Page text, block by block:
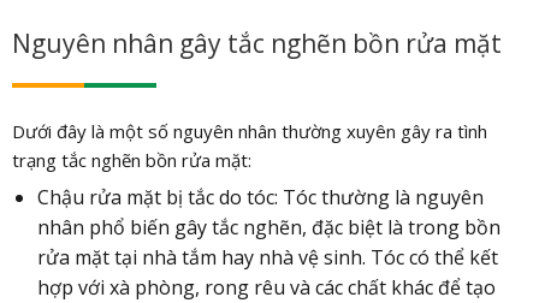
Nguyên nhân gây tắc nghẽn bồn rửa mặt
Dưới đây là một số nguyên nhân thường xuyên gây ra tình
trạng tắc nghẽn bồn rửa mặt:
Chậu rửa mặt bị tắc do tóc: Tóc thường là nguyên
nhân phổ biến gây tắc nghẽn, đặc biệt là trong bồn
rửa mặt tại nhà tắm hay nhà vệ sinh. Tóc có thể kết
hợp với xà phòng, rong rêu và các chất khác để tạo